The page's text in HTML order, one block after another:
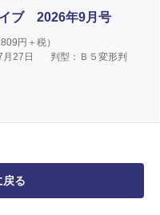
ブ 2026年9月号
809円＋税）
27日
判型：Ｂ５変形判
戻る